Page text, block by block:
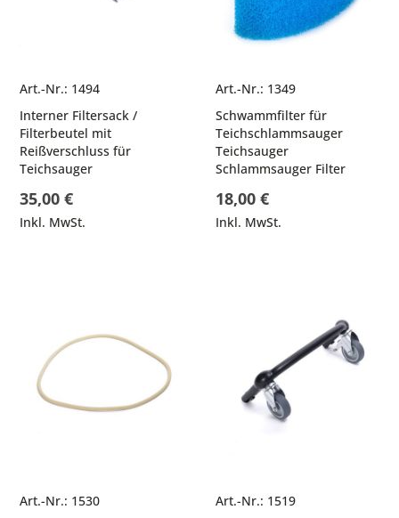
Art.-Nr.: 1494
Interner Filtersack /
Filterbeutel mit
Reißverschluss für
Teichsauger
35,00 €
Inkl. MwSt.
Art.-Nr.: 1349
Schwammfilter für
Teichschlammsauger
Teichsauger
Schlammsauger Filter
18,00 €
Inkl. MwSt.
Art.-Nr.: 1530
Art.-Nr.: 1519